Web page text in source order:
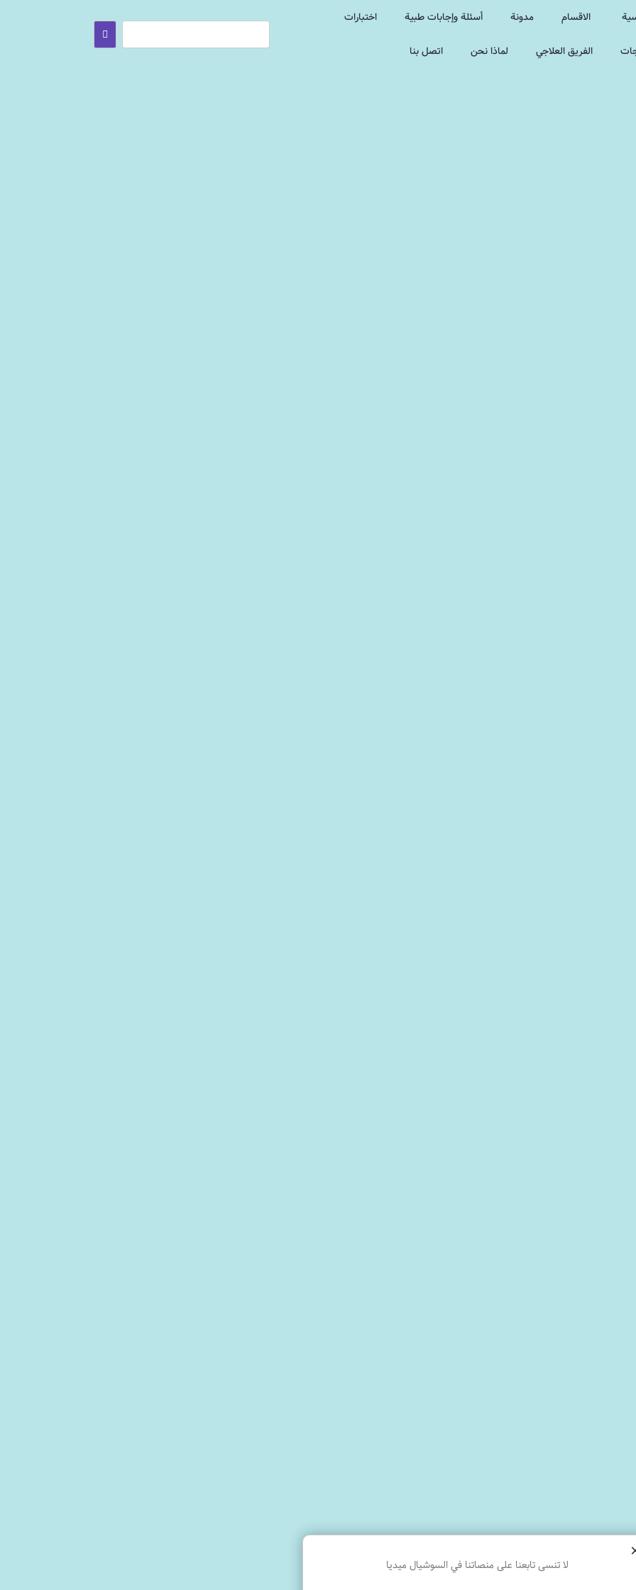
الاقسام مدونة أسئلة وإجابات طبية اختبارات
الفريق العلاجي لماذا نحن اتصل بنا
لا تنسى تابعنا على منصاتنا في السوشيال ميديا